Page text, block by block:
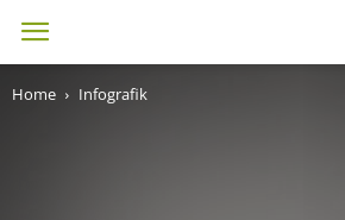
Home Infografik